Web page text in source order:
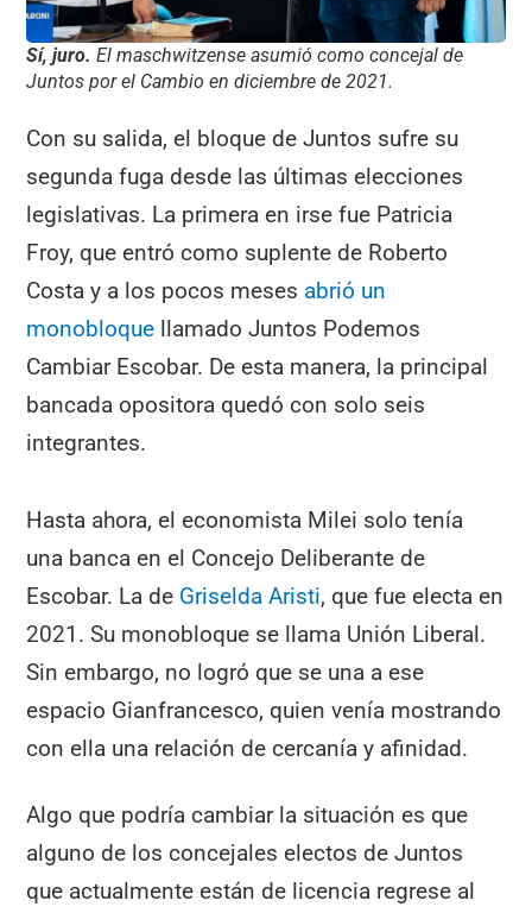
Sí, juro. El maschwitzense asumió como concejal de
Juntos por el Cambio en diciembre de 2021.
Con su salida, el bloque de Juntos sufre su
segunda fuga desde las últimas elecciones
legislativas. La primera en irse fue Patricia
Froy, que entró como suplente de Roberto
Costa y a los pocos meses abrió un
monobloque llamado Juntos Podemos
Cambiar Escobar. De esta manera, la principal
bancada opositora quedó con solo seis
integrantes.
Hasta ahora, el economista Milei solo tenía
una banca en el Concejo Deliberante de
Escobar. La de Griselda Aristi, que fue electa en
2021. Su monobloque se llama Unión Liberal.
Sin embargo, no logró que se una a ese
espacio Gianfrancesco, quien venía mostrando
con ella una relación de cercanía y afinidad.
Algo que podría cambiar la situación es que
alguno de los concejales electos de Juntos
que actualmente están de licencia regrese al